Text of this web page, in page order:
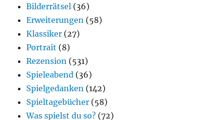
Bilderrätsel (36)
Erweiterungen (58)
Klassiker (27)
Portrait (8)
Rezension (531)
Spieleabend (36)
Spielgedanken (142)
Spieltagebücher (58)
Was spielst du so? (72)